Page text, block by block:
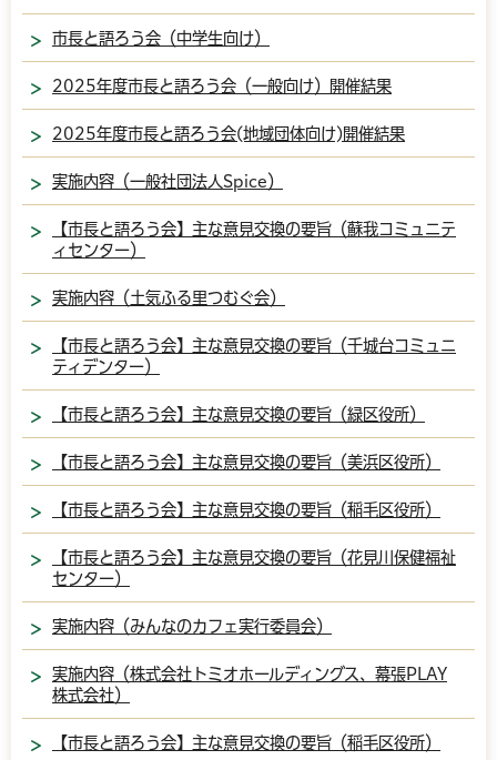
市長と語ろう会（中学生向け）
2025年度市長と語ろう会（一般向け）開催結果
2025年度市長と語ろう会(地域団体向け)開催結果
実施内容（一般社団法人Spice）
【市長と語ろう会】主な意見交換の要旨（蘇我コミュニテ
ィセンター）
実施内容（土気ふる里つむぐ会）
【市長と語ろう会】主な意見交換の要旨（千城台コミュニ
ティデンター）
【市長と語ろう会】主な意見交換の要旨（緑区役所）
【市長と語ろう会】主な意見交換の要旨（美浜区役所）
【市長と語ろう会】主な意見交換の要旨（稲毛区役所）
【市長と語ろう会】主な意見交換の要旨（花見川保健福祉
センター）
実施内容（みんなのカフェ実行委員会）
実施内容（株式会社トミオホールディングス、幕張PLAY
株式会社）
【市長と語ろう会】主な意見交換の要旨（稲毛区役所）